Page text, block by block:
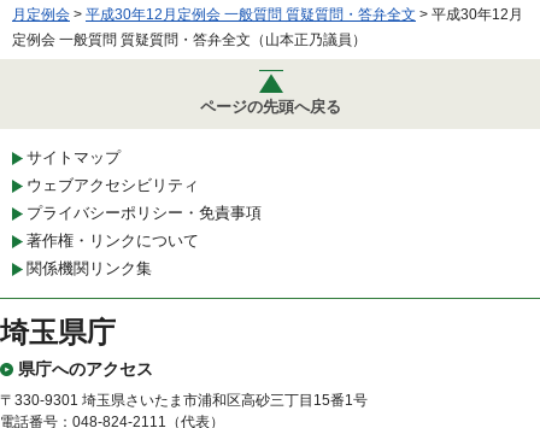
月定例会 > 平成30年12月定例会 一般質問 質疑質問・答弁全文 > 平成30年12月
定例会 一般質問 質疑質問・答弁全文（山本正乃議員）
ページの先頭へ戻る
サイトマップ
ウェブアクセシビリティ
プライバシーポリシー・免責事項
著作権・リンクについて
関係機関リンク集
埼玉県庁
県庁へのアクセス
〒330-9301 埼玉県さいたま市浦和区高砂三丁目15番1号
電話番号：048-824-2111（代表）